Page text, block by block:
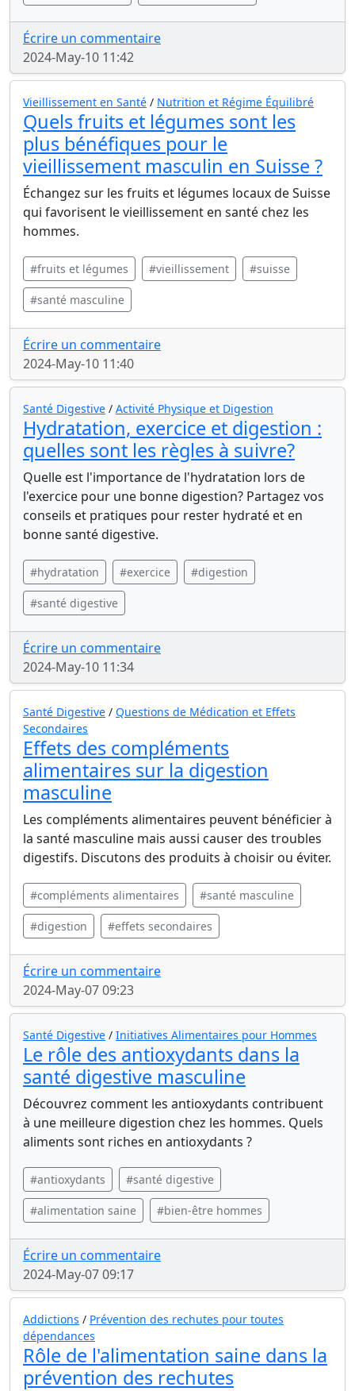
Écrire un commentaire
2024-May-10 11:42
Vieillissement en Santé / Nutrition et Régime Équilibré
Quels fruits et légumes sont les
plus bénéfiques pour le
vieillissement masculin en Suisse ?
Échangez sur les fruits et légumes locaux de Suisse
qui favorisent le vieillissement en santé chez les
hommes.
#fruits et légumes #vieillissement #suisse
#santé masculine
Écrire un commentaire
2024-May-10 11:40
Santé Digestive / Activité Physique et Digestion
Hydratation, exercice et digestion :
quelles sont les règles à suivre?
Quelle est l'importance de l'hydratation lors de
l'exercice pour une bonne digestion? Partagez vos
conseils et pratiques pour rester hydraté et en
bonne santé digestive.
#hydratation #exercice #digestion
#santé digestive
Écrire un commentaire
2024-May-10 11:34
Santé Digestive / Questions de Médication et Effets
Secondaires
Effets des compléments
alimentaires sur la digestion
masculine
Les compléments alimentaires peuvent bénéficier à
la santé masculine mais aussi causer des troubles
digestifs. Discutons des produits à choisir ou éviter.
#compléments alimentaires #santé masculine
#digestion #effets secondaires
Écrire un commentaire
2024-May-07 09:23
Santé Digestive / Initiatives Alimentaires pour Hommes
Le rôle des antioxydants dans la
santé digestive masculine
Découvrez comment les antioxydants contribuent
à une meilleure digestion chez les hommes. Quels
aliments sont riches en antioxydants ?
#antioxydants #santé digestive
#alimentation saine #bien-être hommes
Écrire un commentaire
2024-May-07 09:17
Addictions / Prévention des rechutes pour toutes
dépendances
Rôle de l'alimentation saine dans la
prévention des rechutes